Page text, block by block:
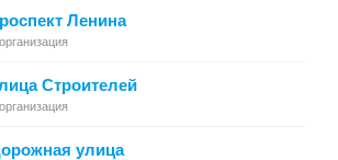
Ленина
Строителей
улица